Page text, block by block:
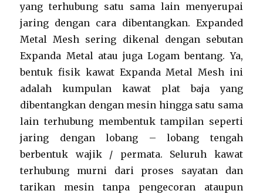
yang terhubung satu sama lain menyerupai
jaring dengan cara dibentangkan. Expanded
Metal Mesh sering dikenal dengan sebutan
Expanda Metal atau juga Logam bentang. Ya,
bentuk fisik kawat Expanda Metal Mesh ini
adalah kumpulan kawat plat baja yang
dibentangkan dengan mesin hingga satu sama
lain terhubung membentuk tampilan seperti
jaring dengan lobang – lobang tengah
berbentuk wajik / permata. Seluruh kawat
terhubung murni dari proses sayatan dan
tarikan mesin tanpa pengecoran ataupun